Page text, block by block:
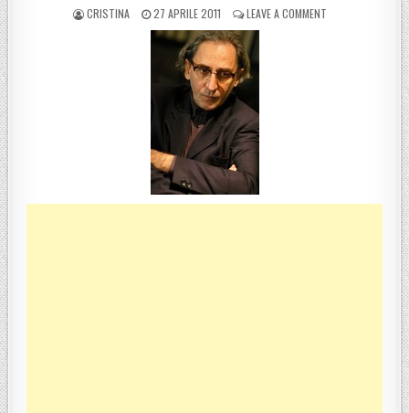
POSTED BY
CRISTINA POSTED ON
27 APRILE 2011 LEAVE A COMMENT ON COSENZA,